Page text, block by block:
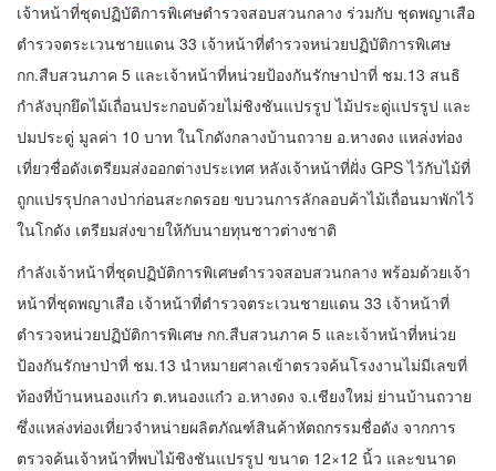
เจ้าหน้าที่ชุดปฏิบัติการพิเศษตำรวจสอบสวนกลาง ร่วมกับ ชุดพญาเสือ
ตำรวจตระเวนชายแดน 33 เจ้าหน้าที่ตำรวจหน่วยปฏิบัติการพิเศษ
กก.สืบสวนภาค 5 และเจ้าหน้าที่หน่วยป้องกันรักษาป่าที่ ชม.13 สนธิ
กำลังบุกยึดไม้เถื่อนประกอบด้วยไม่ชิงชันแปรรูป ไม้ประดู่แปรรูป และ
ปมประดู่ มูลค่า 10 บาท ในโกดังกลางบ้านถวาย อ.หางดง แหล่งท่อง
เที่ยวชื่อดังเตรียมส่งออกต่างประเทศ หลังเจ้าหน้าที่ฝั่ง GPS ไว้กับไม้ที่
ถูกแปรรุปกลางป่าก่อนสะกดรอย ขบวนการลักลอบค้าไม้เถื่อนมาพักไว้
ในโกดัง เตรียมส่งขายให้กับนายทุนชาวต่างชาติ
กำลังเจ้าหน้าที่ชุดปฏิบัติการพิเศษตำรวจสอบสวนกลาง พร้อมด้วยเจ้า
หน้าที่ชุดพญาเสือ เจ้าหน้าที่ตำรวจตระเวนชายแดน 33 เจ้าหน้าที่
ตำรวจหน่วยปฏิบัติการพิเศษ กก.สืบสวนภาค 5 และเจ้าหน้าที่หน่วย
ป้องกันรักษาป่าที่ ชม.13 นำหมายศาลเข้าตรวจค้นโรงงานไม่มีเลขที่
ท้องที่บ้านหนองแก๋ว ต.หนองแก๋ว อ.หางดง จ.เชียงใหม่ ย่านบ้านถวาย
ซึ่งแหล่งท่องเที่ยวจำหน่ายผลิตภัณฑ์สินค้าหัตถกรรมชื่อดัง จากการ
ตรวจค้นเจ้าหน้าที่พบไม้ชิงชันแปรรูป ขนาด 12×12 นิ้ว และขนาด